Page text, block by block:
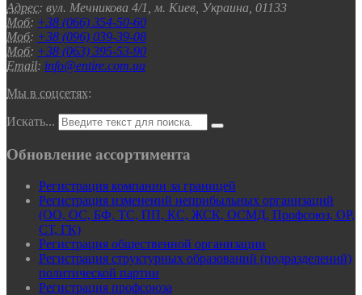
Адрес: вул. Мечникова 4/1, м. Киев, Украина, 01133
Моб: +38 (066) 354-50-60
Моб: +38 (096) 039-39-08
Моб: +38 (063) 395-53-90
Email: info@entire.com.ua
Мы в соцсетях:
Искать...
Обновление ассортимента
Регистрация компании за границей
Регистрация изменений неприбыльных организаций
(ОО, ОС, БФ, ТС, ПП, КС, ЖСК, ОСМД, Профсоюз, ОР,
СТ, ГК)
Регистрация общественной организации
Регистрация структурных образований (подразделений)
политической партии
Регистрация профсоюза